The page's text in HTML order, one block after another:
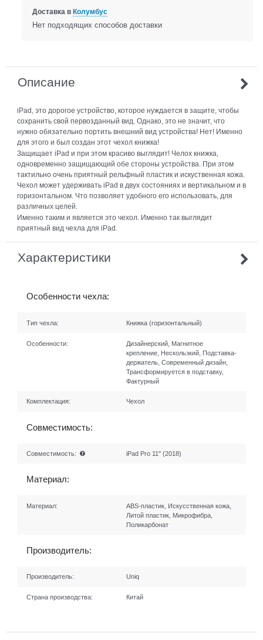
Доставка в Колумбус
Нет подходящих способов доставки
Описание
iPad, это дорогое устройство, которое нуждается в защите, чтобы
сохранить свой первозданный вид. Однако, это не значит, что
нужно обязательно портить внешний вид устройства! Нет! Именно
для этого и был создан этот чехол книжка!
Защищает iPad и при этом красиво выглядит! Челох книжка,
одновременно защищающий обе стороны устройства. При этом
тактильно очень приятный рельфный пластик и искуственная кожа.
Чехол может удерживать iPad в двух состояниях и вертикальном и в
горизонтальном. Что позволяет удобного его использовать, для
различных целей.
Именно таким и является это чехол. Именно так выглядит
приятный вид чехла для iPad.
Характеристики
Особенности чехла:
Тип чехла: Книжка (горизонтальный)
Особенности:
Дизайнерский, Магнитное
крепление, Нескользкий, Подставка-
держатель, Современный дизайн,
Трансформируется в подставку,
Фактурный
Комплектация: Чехол
Совместимость:
Совместимость: iPad Pro 11" (2018)
Материал:
Материал:
ABS-пластик, Искусственная кожа,
Литой пластик, Микрофибра,
Поликарбонат
Производитель:
Производитель: Uniq
Страна производства: Китай